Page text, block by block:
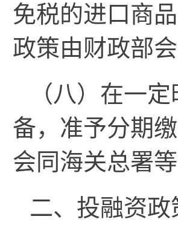
免税的进口商
政策由财政部
（八）在一
备，准予分期
会同海关总署
二、投融资政